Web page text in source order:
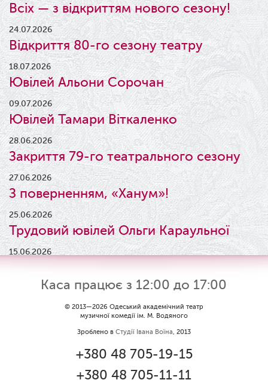
Всіх — з відкриттям нового сезону!
24.07.2026
Відкриття 80-го сезону театру
18.07.2026
Ювілей Альони Сорочан
09.07.2026
Ювілей Тамари Віткаленко
28.06.2026
Закриття 79-го театрального сезону
27.06.2026
З поверненням, «Ханум»!
25.06.2026
Трудовий ювілей Ольги Караульної
15.06.2026
Результати конкурсу
09.06.2026
Вітаємо Ірину Візіренко з
народженням дівчинки!
Дякуємо за свято!
Каса працює з 12:00 до 17:00
© 2013—2026 Одеський академічний театр
музичної комедії ім. М. Водяного
Зроблено в Студії Івана Воїна, 2013
+380 48 705-19-15
+380 48 705-11-11